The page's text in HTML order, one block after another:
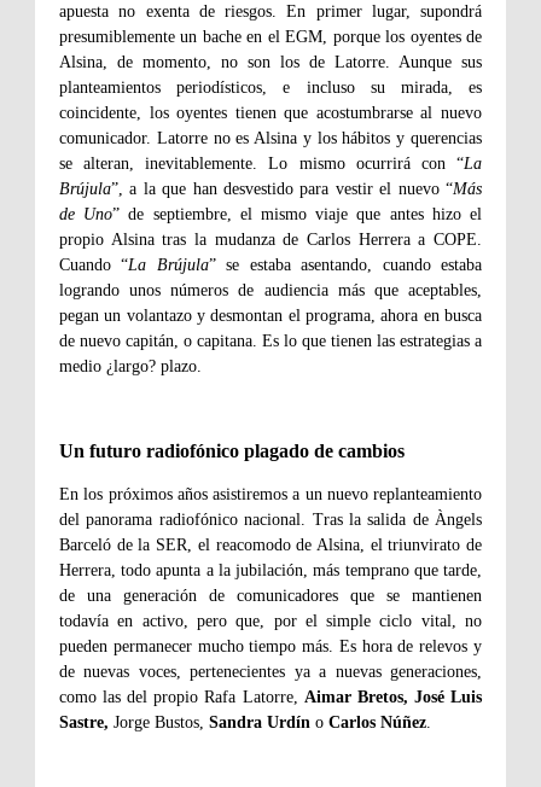
apuesta no exenta de riesgos. En primer lugar, supondrá
presumiblemente un bache en el EGM, porque los oyentes de
Alsina, de momento, no son los de Latorre. Aunque sus
planteamientos periodísticos, e incluso su mirada, es
coincidente, los oyentes tienen que acostumbrarse al nuevo
comunicador. Latorre no es Alsina y los hábitos y querencias
se alteran, inevitablemente. Lo mismo ocurrirá con “La
Brújula”, a la que han desvestido para vestir el nuevo “Más
de Uno” de septiembre, el mismo viaje que antes hizo el
propio Alsina tras la mudanza de Carlos Herrera a COPE.
Cuando “La Brújula” se estaba asentando, cuando estaba
logrando unos números de audiencia más que aceptables,
pegan un volantazo y desmontan el programa, ahora en busca
de nuevo capitán, o capitana. Es lo que tienen las estrategias a
medio ¿largo? plazo.
Un futuro radiofónico plagado de cambios
En los próximos años asistiremos a un nuevo replanteamiento
del panorama radiofónico nacional. Tras la salida de Àngels
Barceló de la SER, el reacomodo de Alsina, el triunvirato de
Herrera, todo apunta a la jubilación, más temprano que tarde,
de una generación de comunicadores que se mantienen
todavía en activo, pero que, por el simple ciclo vital, no
pueden permanecer mucho tiempo más. Es hora de relevos y
de nuevas voces, pertenecientes ya a nuevas generaciones,
como las del propio Rafa Latorre, Aimar Bretos, José Luis
Sastre, Jorge Bustos, Sandra Urdín o Carlos Núñez.